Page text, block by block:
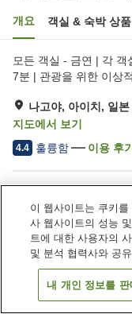
개요 객실 & 숙박 상품
모든 객실 - 금연 | 각 객
7분 | 관광을 위한 이상
나고야, 아이치, 일본
지도에서 보기
4.4 훌륭함 이용 후기
Wi-Fi
완전 금연
이 웹사이트는 쿠키
사 웹사이트의 성능
트에 대한 사용자의
및 분석 협력사와 공
내 개인 정보를 판